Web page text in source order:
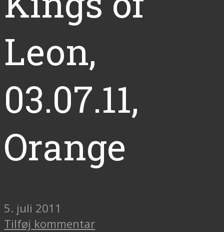
Leon,
03.07.11,
Orange
5. juli 2011
Tilføj kommentar